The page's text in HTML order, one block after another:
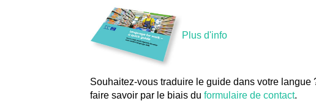
Plus d'info
Souhaitez-vous traduire le guide dans votre langue
faire savoir par le biais du formulaire de contact.